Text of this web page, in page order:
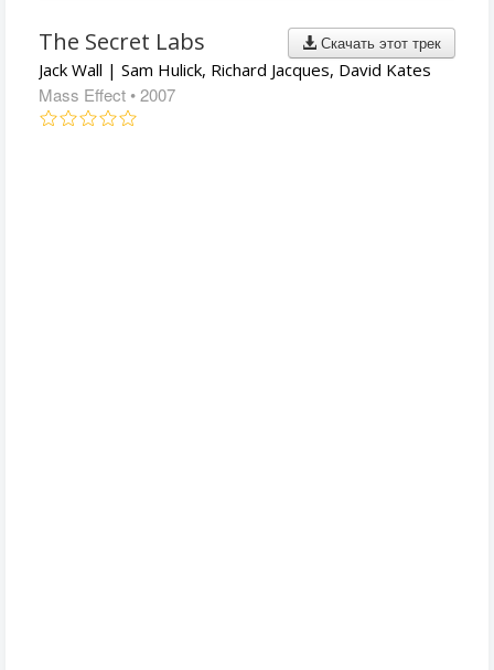
Скачать этот трек
The Secret Labs
Jack Wall | Sam Hulick, Richard Jacques, David Kates
Mass Effect • 2007